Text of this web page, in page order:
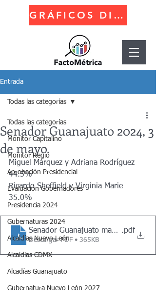
GRÁFICOS DINÁMICOS
Entrada
Todas las categorías
Monitor Capitalino
Monitor Regio
Aprobación Presidencial
Evaluación Gobernadores
Presidencia 2024
Gubernaturas 2024
Alcaldías Nuevo León
Alcaldias CDMX
Alcadías Guanajuato
Gubernatura Nuevo León 2027
Todas las categorías
Senador Guanajuato 2024, 3
de mayo.
Miguel Márquez y Adriana Rodríguez
44.5%
Ricardo Sheffield y Virginia Marie
35.0%
Senador Guanajuato mayo 2024
.pdf
Descargar PDF • 365KB